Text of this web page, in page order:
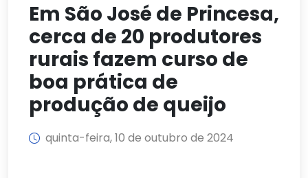
Em São José de Princesa,
cerca de 20 produtores
rurais fazem curso de
boa prática de
produção de queijo
quinta-feira, 10 de outubro de 2024